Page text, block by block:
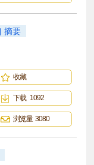
摘要
收藏
下载 1092
浏览量 3080